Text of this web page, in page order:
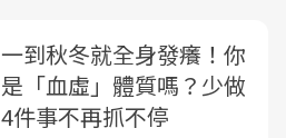
一到秋冬就全身發癢！你
是「血虛」體質嗎？少做
4件事不再抓不停